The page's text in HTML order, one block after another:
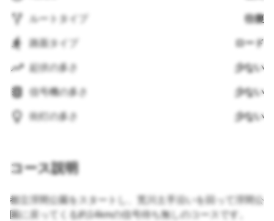
ルートタイプ 往復
路面タイプ ロード
起伏の多さ 少ない
信号機の多さ 少ない
街灯の多さ 少ない
コース説明
都立浮間公園をスタートし、荒川土手沿いを回って浮間公
園に戻ってくる約14kmの信号待ち無しのコースです。